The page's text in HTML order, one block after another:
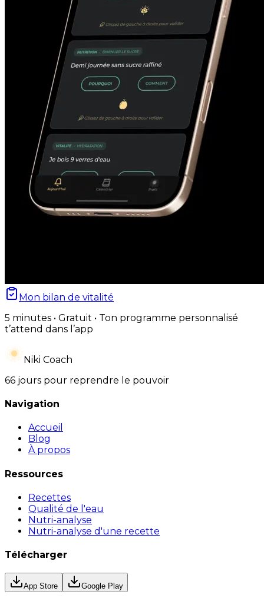
Mon bilan de vitalité
5 minutes • Gratuit • Ton programme personnalisé
t’attend dans l’app
Niki Coach
66 jours pour reprendre le pouvoir
Navigation
Accueil
Blog
À propos
Ressources
Recettes
Qualité de l'eau
Nutri-analyse
Nutri-analyse d'une recette
Télécharger
App Store Google Play